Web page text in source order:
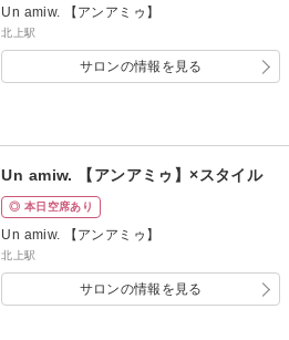
Un amiw. 【アンアミゥ】
北上駅
サロンの情報を見る
Un amiw. 【アンアミゥ】×スタイル
◎ 本日空席あり
Un amiw. 【アンアミゥ】
北上駅
サロンの情報を見る